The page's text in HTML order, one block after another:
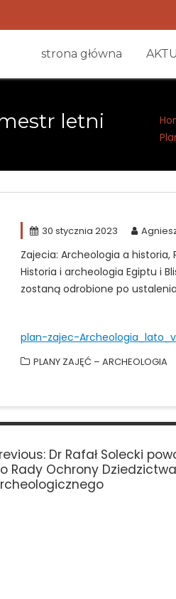
strona główna
letni
30 stycznia 2023
Zajecia: Archeologia a
Historia i archeologia Egiptu i
zostaną odrobione po
plan-zajec-
PLANY ZAJĘĆ – ARCHEOLOGIA
Previous
post:
Dr Rafał Solecki
Rady Ochrony Dziedzictwa